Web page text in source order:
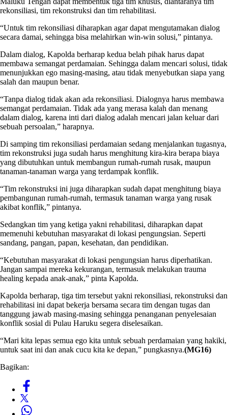
rekonsiliasi, tim rekonstruksi dan tim rehabilitasi.
“Untuk tim rekonsiliasi diharapkan agar dapat mengutamakan dialog
secara damai, sehingga bisa melahirkan win-win solusi,” pintanya.
Dalam dialog, Kapolda berharap kedua belah pihak harus dapat
membawa semangat perdamaian. Sehingga dalam mencari solusi, tidak
menunjukkan ego masing-masing, atau tidak menyebutkan siapa yang
salah dan maupun benar.
“Tanpa dialog tidak akan ada rekonsiliasi. Dialognya harus membawa
semangat perdamaian. Tidak ada yang merasa kalah dan menang
dalam dialog, karena inti dari dialog adalah mencari jalan keluar dari
sebuah persoalan,” harapnya.
Di samping tim rekonsiliasi perdamaian sedang menjalankan tugasnya,
tim rekonstruksi juga sudah harus menghitung kira-kira berapa biaya
yang dibutuhkan untuk membangun rumah-rumah rusak, maupun
tanaman-tanaman warga yang terdampak konflik.
“Tim rekonstruksi ini juga diharapkan sudah dapat menghitung biaya
pembangunan rumah-rumah, termasuk tanaman warga yang rusak
akibat konflik,” pintanya.
Sedangkan tim yang ketiga yakni rehabilitasi, diharapkan dapat
memenuhi kebutuhan masyarakat di lokasi pengungsian. Seperti
sandang, pangan, papan, kesehatan, dan pendidikan.
“Kebutuhan masyarakat di lokasi pengungsian harus diperhatikan.
Jangan sampai mereka kekurangan, termasuk melakukan trauma
healing kepada anak-anak,” pinta Kapolda.
Kapolda berharap, tiga tim tersebut yakni rekonsiliasi, rekonstruksi dan
rehabilitasi ini dapat bekerja bersama secara tim dengan tugas dan
tanggung jawab masing-masing sehingga penanganan penyelesaian
konflik sosial di Pulau Haruku segera diselesaikan.
“Mari kita lepas semua ego kita untuk sebuah perdamaian yang hakiki,
untuk saat ini dan anak cucu kita ke depan,” pungkasnya.(MG16)
Bagikan: